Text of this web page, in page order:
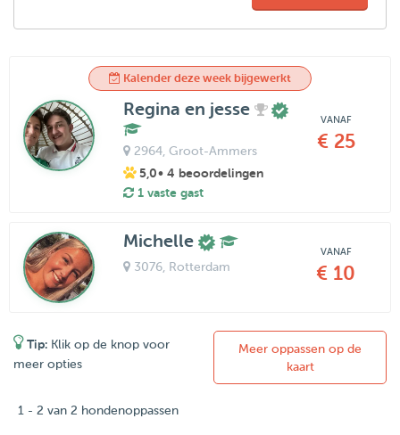
Kalender deze week bijgewerkt
Regina en jesse
2964, Groot-Ammers
5,0• 4 beoordelingen
1 vaste gast
VANAF
€ 25
Michelle
3076, Rotterdam
VANAF
€ 10
Tip: Klik op de knop voor
meer opties
Meer oppassen op de
kaart
1 - 2 van 2 hondenoppassen